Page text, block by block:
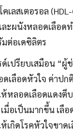
เลสเตอรอล (HDL-
ละผนังหลอดเลือ
มต่อเดซิลิตร
เปรียบเสมือน “
ดเลือดหัวใจ ค่าป
หลอดเลือดแดงตี
มื่อเป็นมากขึ้น เ
กิดโรคหัวใจขาด